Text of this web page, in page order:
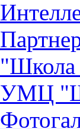
"Школа
УМЦ